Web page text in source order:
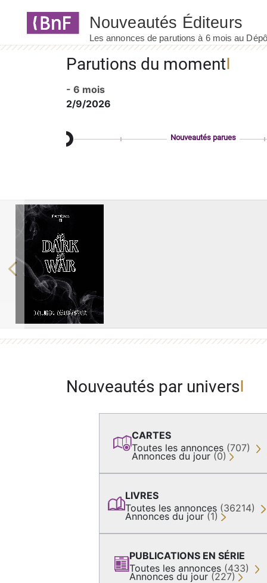
Parutions du moment
- 6 mois
2/9/2026
Nouveautés parues
Previous
Nouveautés par univers
CARTES
Toutes les annonces (707)
Annonces du jour (0)
LIVRES
Toutes les annonces (36214)
Annonces du jour (1)
PUBLICATIONS EN SÉRIE
Toutes les annonces (433)
Annonces du jour (227)